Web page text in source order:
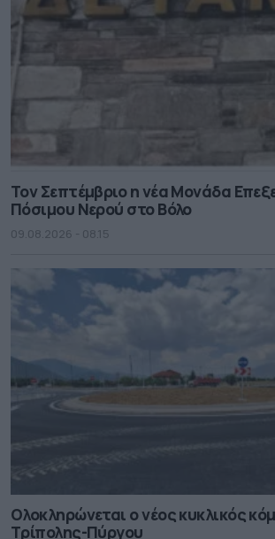
Τον Σεπτέμβριο η νέα Μονάδα
Πόσιμου Νερού στο Βόλο
09.08.2026 - 08.15
Ολοκληρώνεται ο νέος κυκλικός
Τρίπολης-Πύργου